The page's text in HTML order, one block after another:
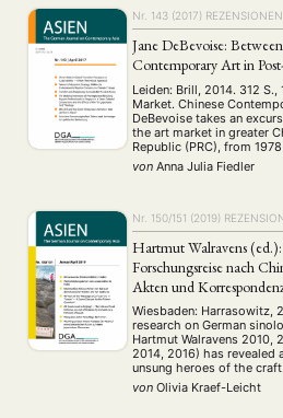
NEWS ASIEN ARBEITSKREISE
ANTRAG AUF EINEN SMALL GRANT DER DGA
Aktuelles von unseren Mitgliedern (4)
Auszeichnung (12) Bericht (128)
Cinema (4) DGA (92) Diskussion (74)
Geografie (2) Geschichte (93)
Kultur (27) Kunst (4)
(24) Migration (39)
Nr. 143 (2017) REZENSIONEN
Jane DeBevoise:
Contemporary Art in
Leiden: Brill, 2014. 312 S.,
Market. Chinese
DeBevoise takes an
the art market in greater
Republic (PRC), from
explains that the book
von Anna Julia Fiedler
Nr. 150/151 (2019)
Hartmut Walravens
Forschungsreise nach
Akten und
historische Fotos ergänzt
Wiesbaden: Harrasowitz,
research on German
Hartmut Walravens 2010,
2014, 2016) has
unsung heroes of the
Herbert Mueller
cumprotagonist of Hartmut
von Olivia Kraef-Leicht